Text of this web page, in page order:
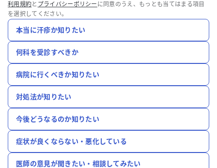
利用規約と プライバシーポリシー に同意のうえ、もっとも当てはまる項目
を選択してください。
本当に汗疹か知りたい
何科を受診すべきか
病院に行くべきか知りたい
対処法が知りたい
今後どうなるのか知りたい
症状が良くならない・悪化している
医師の意見が聞きたい・相談してみたい